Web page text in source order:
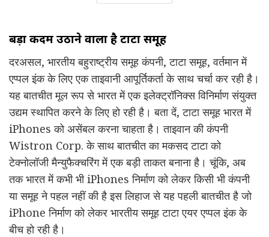
बड़ा कदम उठाने वाला है टाटा समूह
दरअसल, भारतीय बहुराष्ट्रीय समूह कंपनी, टाटा समूह, वर्तमान में
एप्पल इंक के लिए एक ताइवानी आपूर्तिकर्ता के साथ चर्चा कर रही है।
यह बातचीत मूल रूप से भारत में एक इलेक्ट्रॉनिक्स विनिर्माण संयुक्त
उद्यम स्थापित करने के लिए हो रही है। बता दें, टाटा समूह भारत में
iPhones को असेंबल करना चाहता है। ताइवान की कंपनी
Wistron Corp. के साथ बातचीत का मकसद टाटा को
टेक्नोलॉजी मैन्युफैक्चरिंग में एक बड़ी ताकत बनाना है। चूंकि, अब
तक भारत में कभी भी iPhones निर्माण को लेकर किसी भी कंपनी
या समूह ने पहल नहीं की है इस लिहाज से यह पहली बातचीत है जो
iPhone निर्माण को लेकर भारतीय समूह टाटा एयर एप्पल इंक के
बीच हो रही है।